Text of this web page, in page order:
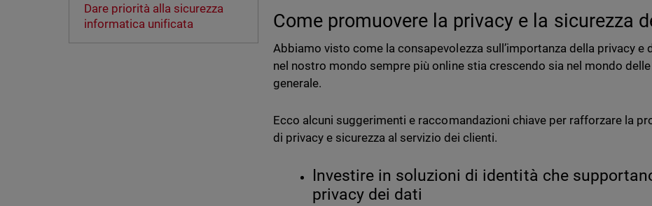
Dare priorità alla sicurezza
informatica unificata
Come promuovere la privacy e la sicurezza
Abbiamo visto come la consapevolezza sull’importanza della privacy e
nel nostro mondo sempre più online stia crescendo sia nel mondo
generale.
Ecco alcuni suggerimenti e raccomandazioni chiave per rafforzare la
di privacy e sicurezza al servizio dei clienti.
Investire in soluzioni di identità che
privacy dei dati